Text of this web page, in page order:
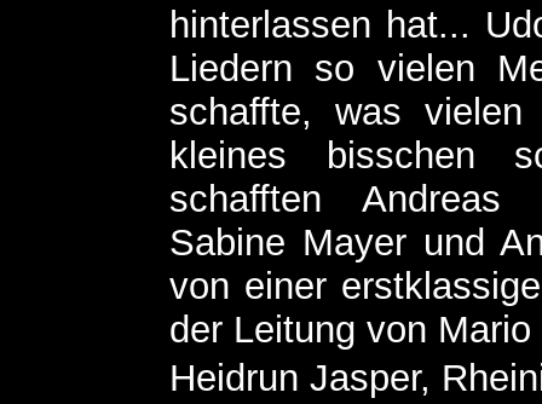
hinterlassen hat...
Liedern so vielen
schaffte, was
kleines bisschen
schafften Andreas
Sabine Mayer und
von einer
der Leitung von
Heidrun Jasper,